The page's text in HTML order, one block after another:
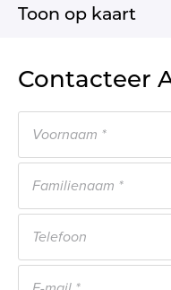
Toon op kaart
Contacteer